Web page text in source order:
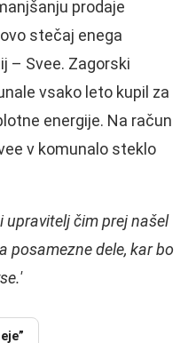
prodaje
stečaj enega
– Svee. Zagorski
vsako leto kupil za
energije. Na račun
v komunalo steklo
upravitelj čim prej našel
posamezne dele, kar bo